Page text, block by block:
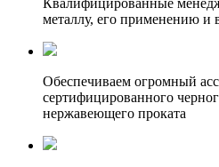
Квалифицированные
металлу, его применению и
Обеспечиваем огромный
сертифицированного
нержавеющего проката